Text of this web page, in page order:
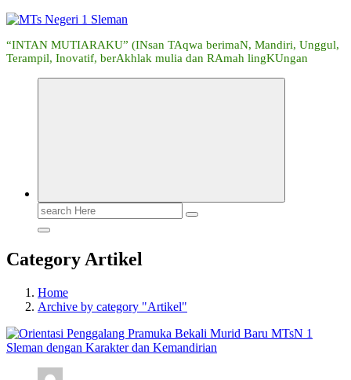
“INTAN MUTIARAKU” (INsan TAqwa berimaN, Mandiri, Unggul,
Terampil, Inovatif, berAkhlak mulia dan RAmah lingKUngan
Search
for:
Category Artikel
Home
Archive by category "Artikel"